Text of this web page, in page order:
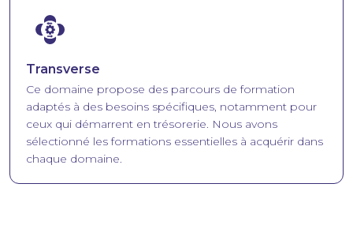
Image
Transverse
Ce domaine propose des parcours de formation
adaptés à des besoins spécifiques, notamment pour
ceux qui démarrent en trésorerie. Nous avons
sélectionné les formations essentielles à acquérir dans
chaque domaine.